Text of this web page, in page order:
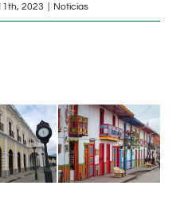
2023 Noticias
Cafetera:
Encanto
Cultural
y